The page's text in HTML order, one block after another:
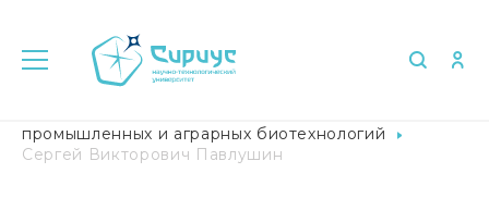
промышленных и аграрных биотехнологий
Сергей Викторович Павлушин